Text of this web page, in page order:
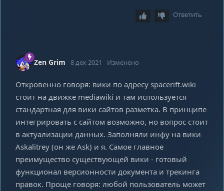
Ответить
Zen Grim 8 дек 2021 Изменено
Откровенно говоря: вики по адресу spacerift.wiki
стоит на движке mediawiki и там используется
стандартная для вики сайтов разметка. В принципе
интегрировать с сайтом возможно, но вопрос стоит
в актуализации данных. Заполняли инфу на вики
Askalitrey (он же Ask) и я. Самое главное
преимущество существующей вики - готовый
функционал версионности документа и трекинга
правок. Проще говоря: любой пользователь может